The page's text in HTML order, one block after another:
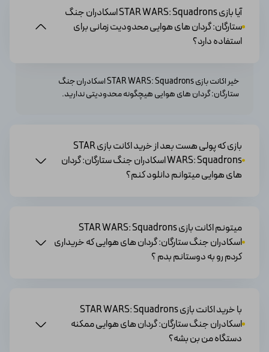
آیا بازی STAR WARS: Squadrons اسکادران جنگ
ستارگان: گردان های هوایی محدودیت زمانی برای
استفاده دارد؟
خیر اکانت بازی STAR WARS: Squadrons اسکادران جنگ
ستارگان: گردان های هوایی هیچگونه محدودیتی ندارید.
بازی که پولی هست بعد از خرید اکانت بازی STAR
WARS: Squadrons اسکادران جنگ ستارگان: گردان
های هوایی میتوانم دانلود کنم؟
میتونم اکانت بازی STAR WARS: Squadrons
اسکادران جنگ ستارگان: گردان های هوایی که خریداری
کردم رو به دوستانم بدم ؟
با خرید اکانت بازی STAR WARS: Squadrons
اسکادران جنگ ستارگان: گردان های هوایی ممکنه
دستگاه من بن بشه؟